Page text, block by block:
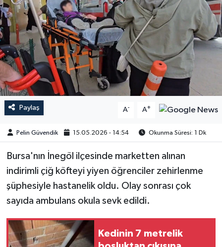
Paylaş A- A+
Pelin Güvendik 15.05.2026 - 14:54 Okunma Süresi: 1 Dk
Bursa'nın İnegöl ilçesinde marketten alınan
indirimli çiğ köfteyi yiyen öğrenciler zehirlenme
şüphesiyle hastanelik oldu. Olay sonrası çok
sayıda ambulans okula sevk edildi.
Kedinin 7 metrelik